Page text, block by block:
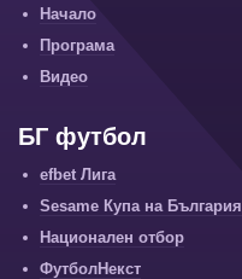
Начало
Програма
Видео
БГ футбол
efbet Лига
Sesame Купа на България
Национален отбор
ФутболНекст